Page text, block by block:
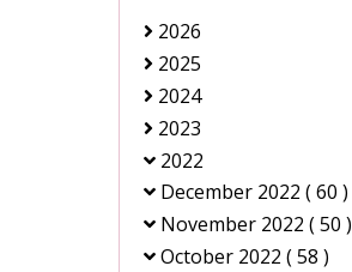
2026
2025
2024
2023
2022
December 2022 ( 60 )
November 2022 ( 50 )
October 2022 ( 58 )